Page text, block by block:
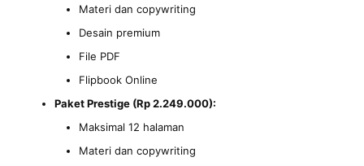
Materi dan copywriting
Desain premium
File PDF
Flipbook Online
Paket Prestige (Rp 2.249.000):
Maksimal 12 halaman
Materi dan copywriting